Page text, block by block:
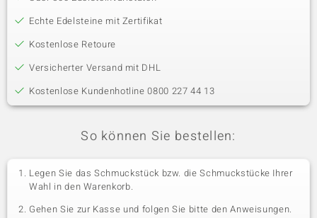
Echte Edelsteine mit Zertifikat
Kostenlose Retoure
Versicherter Versand mit DHL
Kostenlose Kundenhotline 0800 227 44 13
So können Sie bestellen:
Legen Sie das Schmuckstück bzw. die Schmuckstücke Ihrer
Wahl in den Warenkorb.
Gehen Sie zur Kasse und folgen Sie bitte den Anweisungen.